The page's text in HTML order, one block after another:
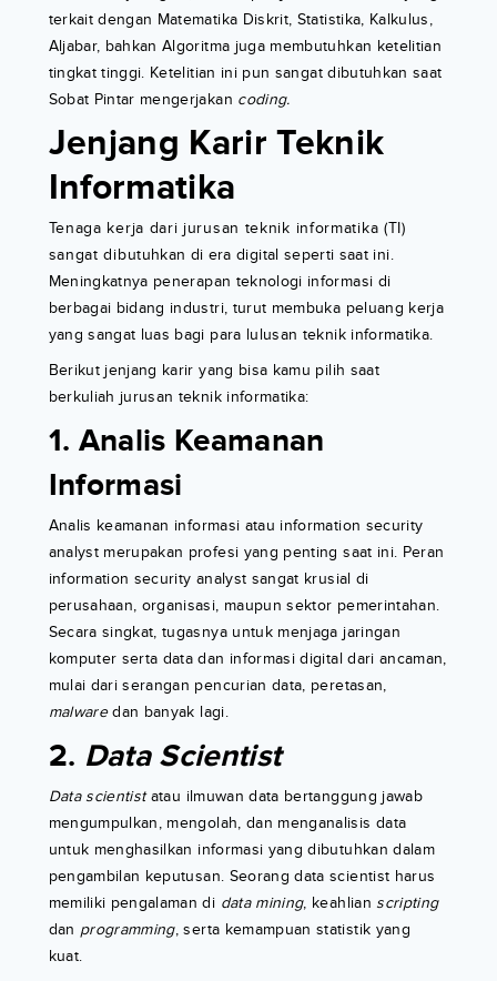
terkait dengan Matematika Diskrit, Statistika, Kalkulus,
Aljabar, bahkan Algoritma juga membutuhkan ketelitian
tingkat tinggi. Ketelitian ini pun sangat dibutuhkan saat
Sobat Pintar mengerjakan coding.
Jenjang Karir Teknik
Informatika
Tenaga kerja dari jurusan teknik informatika (TI)
sangat dibutuhkan di era digital seperti saat ini.
Meningkatnya penerapan teknologi informasi di
berbagai bidang industri, turut membuka peluang kerja
yang sangat luas bagi para lulusan teknik informatika.
Berikut jenjang karir yang bisa kamu pilih saat
berkuliah jurusan teknik informatika:
1. Analis Keamanan
Informasi
Analis keamanan informasi atau information security
analyst merupakan profesi yang penting saat ini. Peran
information security analyst sangat krusial di
perusahaan, organisasi, maupun sektor pemerintahan.
Secara singkat, tugasnya untuk menjaga jaringan
komputer serta data dan informasi digital dari ancaman,
mulai dari serangan pencurian data, peretasan,
malwaredan banyak lagi.
2. Data Scientist
Data scientistatau ilmuwan data bertanggung jawab
mengumpulkan, mengolah, dan menganalisis data
untuk menghasilkan informasi yang dibutuhkan dalam
pengambilan keputusan. Seorang data scientist harus
memiliki pengalaman di data mining, keahlian scripting
dan programming, serta kemampuan statistik yang
kuat.